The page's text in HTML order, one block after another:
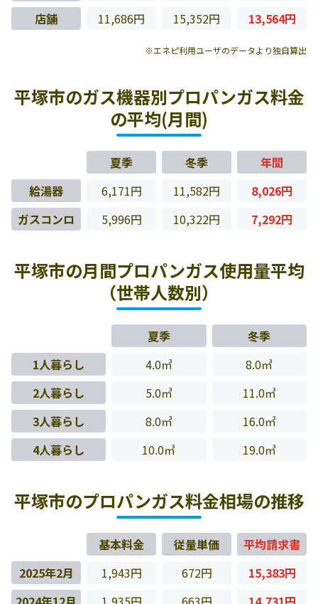
店舗 11,686円 15,352円 13,564円
※エネピ利用ユーザのデータより独自算出
平塚市のガス機器別プロパンガス料金
の平均(月間)
夏季 冬季
年間
給湯器
6,171円 11,582円
8,026円
ガスコンロ
5,996円 10,322円 7,292円
平塚市の月間プロパンガス使用量平均
（世帯人数別）
夏季
冬季
1人暮らし
4.0㎥
8.0㎥
2人暮らし
5.0㎥
11.0㎥
3人暮らし
8.0㎥
16.0㎥
4人暮らし
10.0㎥ 19.0㎥
平塚市のプロパンガス料金相場の推移
基本料金 従量単価
平均請求書
2025年2月
1,943円 672円
15,383円